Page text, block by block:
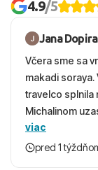
4.9/5
Jana
Včera sme sa
makadi
travelco splnila
Michalinom
vecernych
krasny, cisty.
viac
pred 1